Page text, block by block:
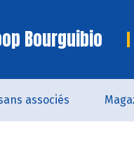
Bourguibio
associés